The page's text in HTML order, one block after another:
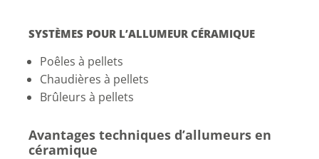
SYSTÈMES POUR L’ALLUMEUR CÉRAMIQUE
Poêles à pellets
Chaudières à pellets
Brûleurs à pellets
Avantages techniques d’allumeurs en
céramique